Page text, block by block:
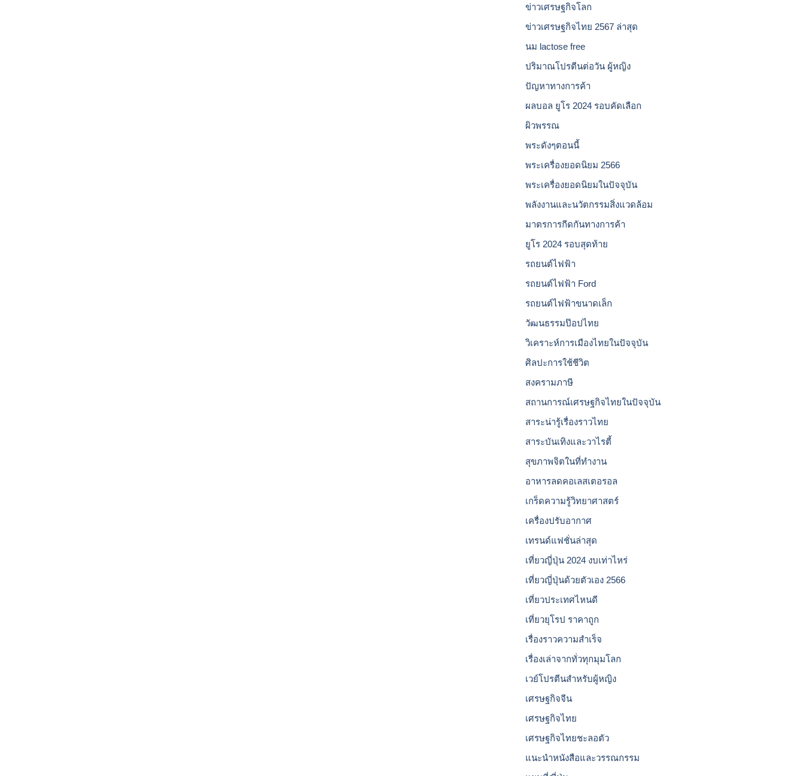
ข่าวเศรษฐกิจโลก
ข่าวเศรษฐกิจไทย 2567 ล่าสุด
นม lactose free
ปริมาณโปรตีนต่อวัน ผู้หญิง
ปัญหาทางการค้า
ผลบอล ยูโร 2024 รอบคัดเลือก
ผิวพรรณ
พระดังๆตอนนี้
พระเครื่องยอดนิยม 2566
พระเครื่องยอดนิยมในปัจจุบัน
พลังงานและนวัตกรรมสิ่งแวดล้อม
มาตรการกีดกันทางการค้า
ยูโร 2024 รอบสุดท้าย
รถยนต์ไฟฟ้า
รถยนต์ไฟฟ้า Ford
รถยนต์ไฟฟ้าขนาดเล็ก
วัฒนธรรมป๊อปไทย
วิเคราะห์การเมืองไทยในปัจจุบัน
ศิลปะการใช้ชีวิต
สงครามภาษี
สถานการณ์เศรษฐกิจไทยในปัจจุบัน
สาระน่ารู้เรื่องราวไทย
สาระบันเทิงและวาไรตี้
สุขภาพจิตในที่ทำงาน
อาหารลดคอเลสเตอรอล
เกร็ดความรู้วิทยาศาสตร์
เครื่องปรับอากาศ
เทรนด์แฟชั่นล่าสุด
เที่ยวญี่ปุ่น 2024 งบเท่าไหร่
เที่ยวญี่ปุ่นด้วยตัวเอง 2566
เที่ยวประเทศไหนดี
เที่ยวยุโรป ราคาถูก
เรื่องราวความสำเร็จ
เรื่องเล่าจากทั่วทุกมุมโลก
เวย์โปรตีนสำหรับผู้หญิง
เศรษฐกิจจีน
เศรษฐกิจไทย
เศรษฐกิจไทยชะลอตัว
แนะนำหนังสือและวรรณกรรม